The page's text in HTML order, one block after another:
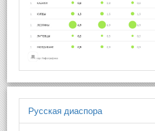
Русская диаспора